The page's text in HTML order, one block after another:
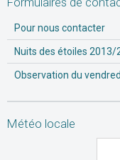
Pour nous contacter
Nuits des étoiles
Observation du
Météo locale